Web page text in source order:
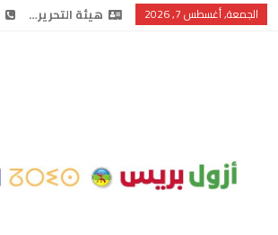
الجمعة, أغسطس 7, 2026 هيئة التحرير…